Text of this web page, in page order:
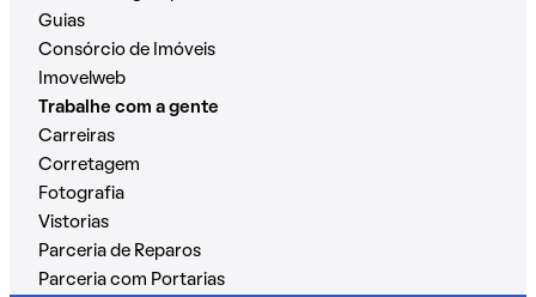
Guias
Consórcio de Imóveis
Imovelweb
Trabalhe com a gente
Carreiras
Corretagem
Fotografia
Vistorias
Parceria de Reparos
Parceria com Portarias